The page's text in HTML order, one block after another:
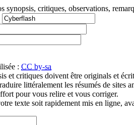
synopsis, critiques, observations,
: CC by-sa
et critiques doivent être originals et
littéralement les résumés de sites
pour vous relire et vous corriger.
texte soit rapidement mis en ligne,